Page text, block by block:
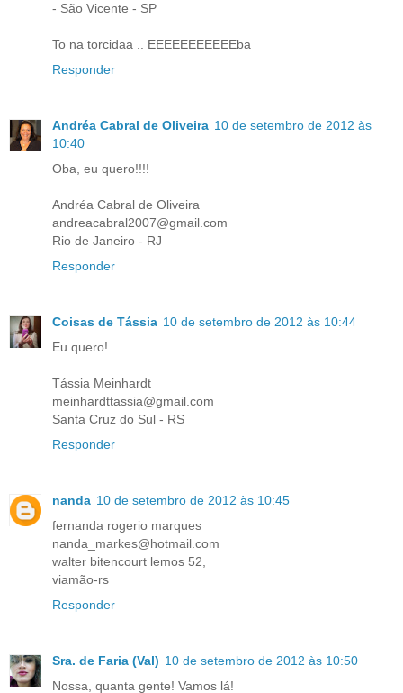
- São Vicente - SP
To na torcidaa .. EEEEEEEEEEEba
Responder
Andréa Cabral de Oliveira 10 de setembro de 2012 às
10:40
Oba, eu quero!!!!
Andréa Cabral de Oliveira
andreacabral2007@gmail.com
Rio de Janeiro - RJ
Responder
Coisas de Tássia 10 de setembro de 2012 às 10:44
Eu quero!
Tássia Meinhardt
meinhardttassia@gmail.com
Santa Cruz do Sul - RS
Responder
nanda 10 de setembro de 2012 às 10:45
fernanda rogerio marques
nanda_markes@hotmail.com
walter bitencourt lemos 52,
viamão-rs
Responder
Sra. de Faria (Val) 10 de setembro de 2012 às 10:50
Nossa, quanta gente! Vamos lá!